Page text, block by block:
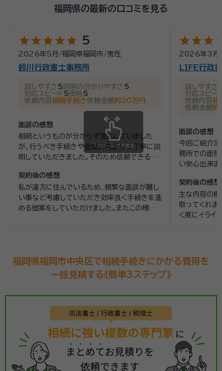
遺産分割の着手金：0円 費用面をご心配されずに、まずは遺産
士とカウンセラーが一緒にご相談をお聞きいたします。 ■オン
ライン面談にも対応 遠方の方や、現在外出が難しいといった方
でもご相談いただけるよう、オンラインでの面談にも対応してお
ります。 ■地下鉄天神駅直結、駐車場もあり（コロナ禍でも安
心！） 地下鉄天神駅と直結。 西口改札を出てすぐ左へ。3番出
口が当事務所が入所する福岡朝日会館です。 また、お車でお越
スパート 相続診断士 ファシリテーター パーソナルカラー&色彩心理認定
ィカルハーブ&腸セラピー講師 労務管理士 グリーフカウンセリング養成
講座修了 EAPコンサルタント ◆経歴 2013年9月 司法試験合格 2013
年12月 最高裁判所司法修習生（67期） 2015年1月 福岡県弁護士会登
録、弁護士法人ALG＆Associates入所 2016年4月 香川県弁護士会
松支所 非常勤講師 2020年3月 小早川法律事務所退所 2020年4月
弁護士法人 山本・坪井綜合法律事務所設立
よりよい解決方法を検討しております。 弁護士にご相談すること
は一生に一度あるかどうかです。せっかくご相談に来ていただ
いた以上は、今ある状況より少しでもよい状況になられるように
ずに新たな一歩をわたしたちと一緒に踏み出すことで、明るい
未来への後押しができることを、私たちは願っております。
資格等：弁護士
所属団体：福岡弁護士会
福岡県の最新の口コミを見る
starstarstarstarstar 5
2026年5月 /福岡県福岡市/男性
鈴川行政書士事務所
話しやすさ 5説明の分かりやすさ 5
対応スピード 5価格 5
依頼内容相続手続き依頼金額約20万円
面談の感想
相続というものが分からず混乱していました
が、行うべき手続きや金額の内訳など丁寧に説
明していただきました。そのため信頼できる方
契約後の感想
私が遠方に住んでいるため、頻繁な面談が難し
い事など考慮していただき効率良く手続きを進
める提案をしていただけました。またこの様な
starstarstar
2026年3月
LIFE行政
話しやすさ
対応スピー
依頼内容相
依頼金額約
面談の感想
今回ご紹介頂
務所での面接
い安心出来ま
みようと判断
契約後の感想
主な内容の
取ってくれま
く度にイライ
スクロールできます
福岡県福岡市中央区で相続手続きにかかる費用を
一括見積する《簡単3ステップ》